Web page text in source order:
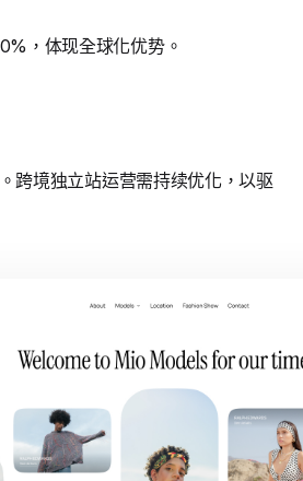
，体现全球化优势。
跨境独立站运营需持续优化，以驱